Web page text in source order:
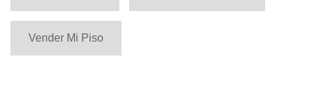
Vender Mi Piso